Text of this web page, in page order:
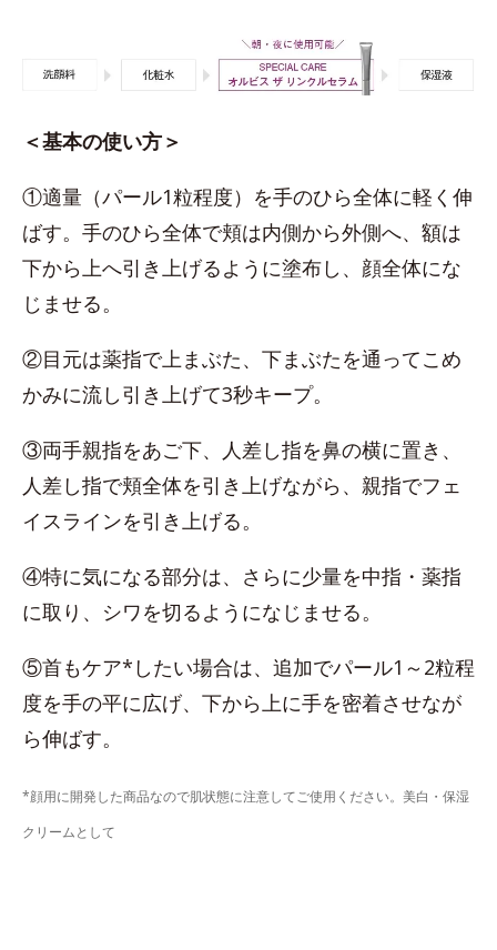
＜基本の使い方＞
①適量（パール1粒程度）を手のひら全体に軽く伸
ばす。手のひら全体で頬は内側から外側へ、額は
下から上へ引き上げるように塗布し、顔全体にな
じませる。
②目元は薬指で上まぶた、下まぶたを通ってこめ
かみに流し引き上げて3秒キープ。
③両手親指をあご下、人差し指を鼻の横に置き、
人差し指で頬全体を引き上げながら、親指でフェ
イスラインを引き上げる。
④特に気になる部分は、さらに少量を中指・薬指
に取り、シワを切るようになじませる。
⑤首もケア*したい場合は、追加でパール1～2粒程
度を手の平に広げ、下から上に手を密着させなが
ら伸ばす。
*顔用に開発した商品なので肌状態に注意してご使用ください。美白・保湿
クリームとして